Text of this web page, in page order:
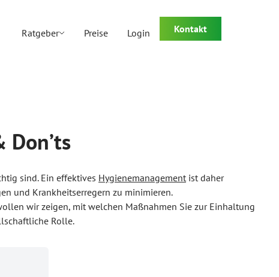
Ratgeber Preise Login Kontakt
sind. Ein effektives Hygienemanagement ist daher
und Krankheitserregern zu minimieren.
wir zeigen, mit welchen Maßnahmen Sie zur Einhaltung
Rolle.